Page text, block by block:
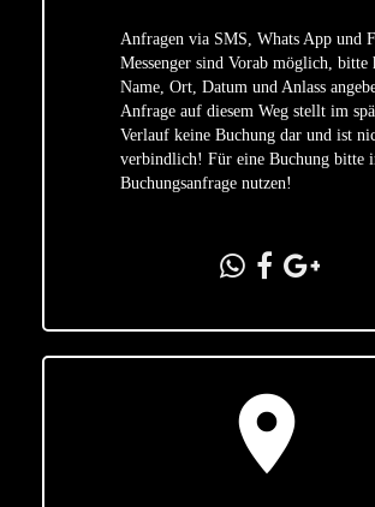
Anfragen via SMS, Whats App und
Messenger sind Vorab möglich, bitte
Name, Ort, Datum und Anlass
Anfrage auf diesem Weg stellt im
Verlauf keine Buchung dar und ist
verbindlich! Für eine Buchung bitte
Buchungsanfrage nutzen!
location_on